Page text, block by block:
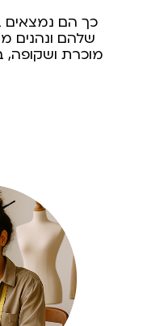
כך הם נמצאים
שלהם ונהנים
מוכרת ושקופה,